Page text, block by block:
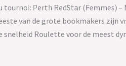
Perth RedStar (Femmes)
van de grote bookmakers zijn
Roulette voor de meest